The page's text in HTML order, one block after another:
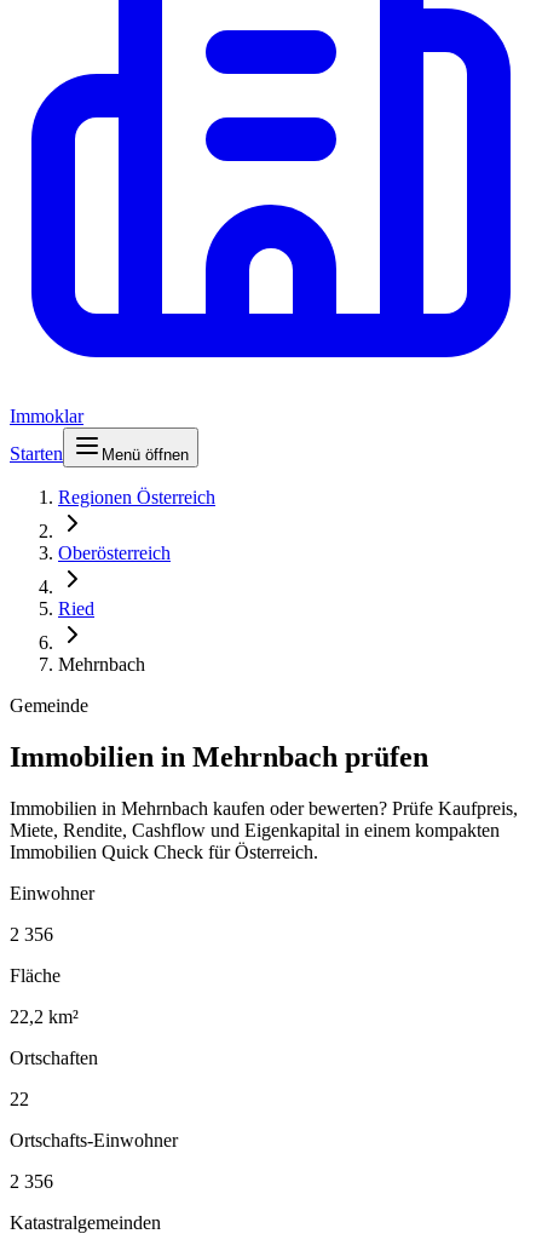
Immoklar
Starten
Menü öffnen
Regionen Österreich
Oberösterreich
Ried
Mehrnbach
Gemeinde
Immobilien in Mehrnbach prüfen
Immobilien in Mehrnbach kaufen oder bewerten? Prüfe Kaufpreis,
Miete, Rendite, Cashflow und Eigenkapital in einem kompakten
Immobilien Quick Check für Österreich.
Einwohner
2 356
Fläche
22,2 km²
Ortschaften
22
Ortschafts-Einwohner
2 356
Katastralgemeinden